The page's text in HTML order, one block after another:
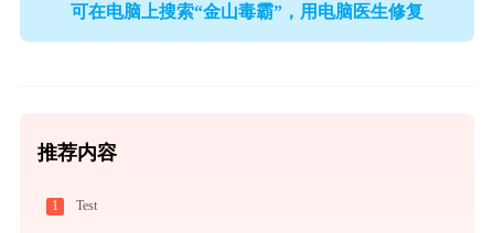
可在电脑上搜索“金山毒霸”，用电脑医生修复
推荐内容
1 Test